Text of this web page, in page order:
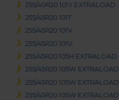
255/40R20 101Y EXTRALOAD
255/45R20 101T
255/45R20 101V
255/45R20 101V
255/45R20 105H EXTRALOAD
255/45R20 105W EXTRALOAD
255/45R20 105W EXTRALOAD
255/45R20 105W EXTRALOAD